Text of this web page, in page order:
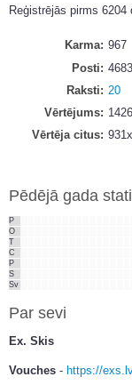
Reģistrējās pirms
Karma
967
Posti
Raksti
20
Vērtējums
1426
Vērtēja citus
Pēdējā gada
P
O
T
C
P
S
Sv
Par sevi
Ex. Skis
Vouches - https://